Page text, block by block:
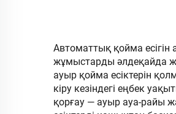
әзірлеген
темірден
ыстықтай
домалақталған
Автоматтық қойма
жұмыстарды әлдеқайда
ауыр қойма есіктерін
кіру кезіндегі еңбек
қорғау — ауыр ауа-райы